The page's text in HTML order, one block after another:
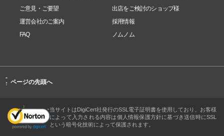
ホメオパシーの実践で技術の最も高度な運用が要求
されるのは、レメディによる刺激を『最適』に（専
を数多く行うことによってしかブラッシュアップで
きません。
ご意見・ご要望
出店をご検討のショップ様
運営会社のご案内
採用情報
FAQ
ノムノム
-
↑ ページの先頭へ
当サイトはDigiCert社発行のSSL電子証明書を使用しており、お客様
によって入力される内容は個人情報保護方針に基づき送信時にSSL
という暗号化技術によって保護されます。